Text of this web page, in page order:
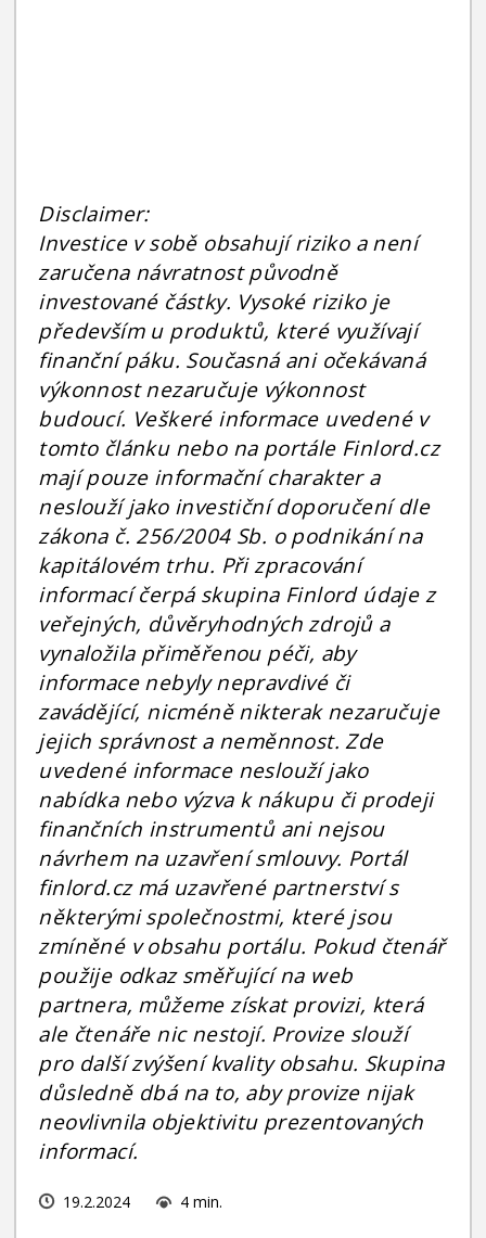
Disclaimer:
Investice v sobě obsahují riziko a není
zaručena návratnost původně
investované částky. Vysoké riziko je
především u produktů, které využívají
finanční páku. Současná ani očekávaná
výkonnost nezaručuje výkonnost
budoucí. Veškeré informace uvedené v
tomto článku nebo na portále Finlord.cz
mají pouze informační charakter a
neslouží jako investiční doporučení dle
zákona č. 256/2004 Sb. o podnikání na
kapitálovém trhu. Při zpracování
informací čerpá skupina Finlord údaje z
veřejných, důvěryhodných zdrojů a
vynaložila přiměřenou péči, aby
informace nebyly nepravdivé či
zavádějící, nicméně nikterak nezaručuje
jejich správnost a neměnnost. Zde
uvedené informace neslouží jako
nabídka nebo výzva k nákupu či prodeji
finančních instrumentů ani nejsou
návrhem na uzavření smlouvy. Portál
finlord.cz má uzavřené partnerství s
některými společnostmi, které jsou
zmíněné v obsahu portálu. Pokud čtenář
použije odkaz směřující na web
partnera, můžeme získat provizi, která
ale čtenáře nic nestojí. Provize slouží
pro další zvýšení kvality obsahu. Skupina
důsledně dbá na to, aby provize nijak
neovlivnila objektivitu prezentovaných
informací.
19.2.2024 4 min.